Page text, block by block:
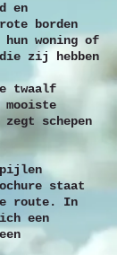
en
borden
woning of
zij hebben
twaalf
schepen
pijlen
staat
route. In
een